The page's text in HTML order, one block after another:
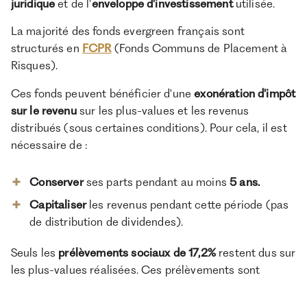
juridique et de l'enveloppe d'investissementutilisée.
La majorité des fonds evergreen français sont
structurés en FCPR(Fonds Communs de Placement à
Risques).
Ces fonds peuvent bénéficier d'uneexonération d'impôt
sur le revenusur les plus-values et les revenus
distribués (sous certaines conditions). Pour cela, il est
nécessaire de :
Conserverses parts pendant au moins5 ans.
Capitaliserles revenus pendant cette période (pas
de distribution de dividendes).
Seuls les prélèvements sociaux de 17,2%restent dus sur
les plus-values réalisées. Ces prélèvements sont